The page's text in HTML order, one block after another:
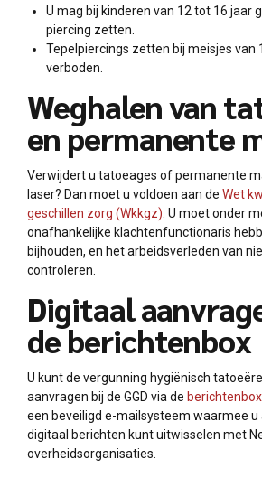
U mag bij kinderen van 12 tot 16 jaar
piercing zetten.
Tepelpiercings zetten bij meisjes van
verboden.
Weghalen van
en permanente
Verwijdert u tatoeages of permanente
laser? Dan moet u voldoen aan de Wet
geschillen zorg (Wkkgz) . U moet onder
onafhankelijke klachtenfunctionaris
bijhouden, en het arbeidsverleden van
controleren.
Digitaal
de berichtenbox
U kunt de vergunning hygiënisch
aanvragen bij de GGD via de berichtenbox
een beveiligd e-mailsysteem waarmee
digitaal berichten kunt uitwisselen met
overheidsorganisaties.